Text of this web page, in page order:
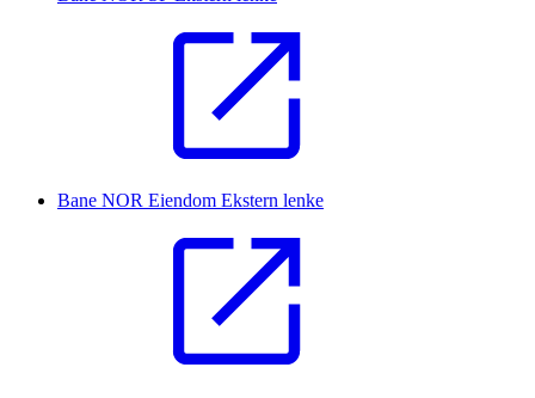
Bane NOR Eiendom Ekstern lenke